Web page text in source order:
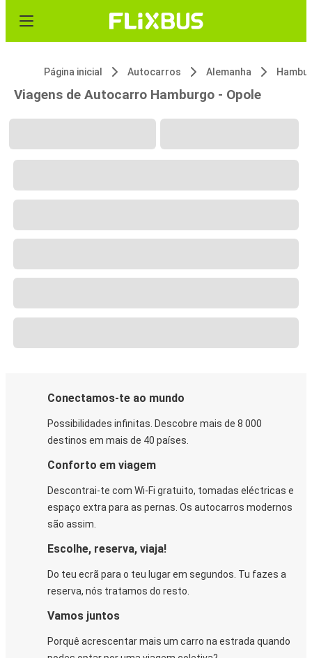
Página inicial Autocarros Alemanha
Viagens de Autocarro Hamburgo - Opole
Conectamos-te ao mundo
Possibilidades infinitas. Descobre mais de 8 000
destinos em mais de 40 países.
Conforto em viagem
Descontrai-te com Wi-Fi gratuito, tomadas eléctricas e
espaço extra para as pernas. Os autocarros modernos
são assim.
Escolhe, reserva, viaja!
Do teu ecrã para o teu lugar em segundos. Tu fazes a
reserva, nós tratamos do resto.
Vamos juntos
Porquê acrescentar mais um carro na estrada quando